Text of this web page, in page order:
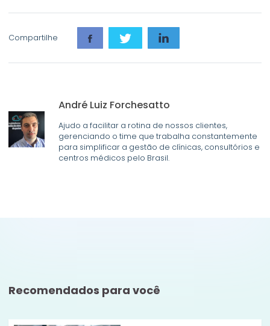
Compartilhe
André Luiz Forchesatto
Ajudo a facilitar a rotina de nossos clientes,
gerenciando o time que trabalha constantemente
para simplificar a gestão de clínicas, consultórios e
centros médicos pelo Brasil.
Recomendados para você